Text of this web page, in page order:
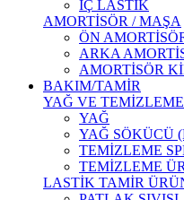
İÇ LASTİK
AMORTİSÖR / MAŞA
ÖN
ARKA
AMORTİSÖR
BAKIM/TAMİR
YAĞ VE
YAĞ
YAĞ SÖKÜCÜ
TEMİZLEME
TEMİZLEME
LASTİK TAMİR